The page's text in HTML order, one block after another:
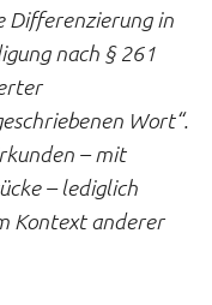
neuem
Tab)
Differenzierung in
nach § 261
Wort“.
– mit
– lediglich
Kontext anderer